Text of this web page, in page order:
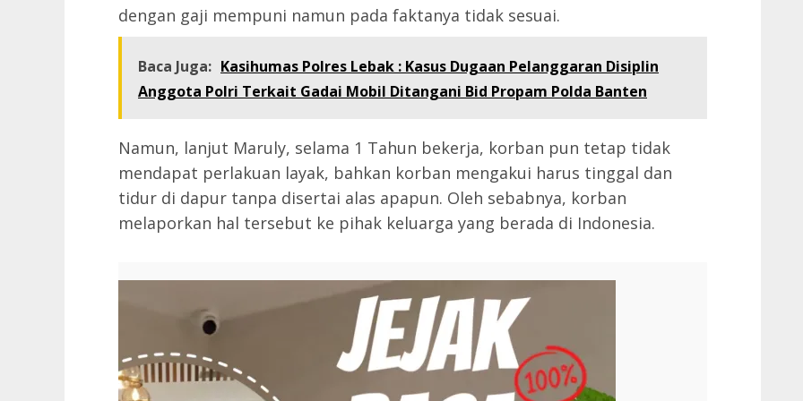
dengan gaji mempuni namun pada faktanya tidak sesuai.
Baca Juga: Kasihumas Polres Lebak : Kasus Dugaan Pelanggaran Disiplin
Anggota Polri Terkait Gadai Mobil Ditangani Bid Propam Polda Banten
Namun, lanjut Maruly, selama 1 Tahun bekerja, korban pun tetap tidak
mendapat perlakuan layak, bahkan korban mengakui harus tinggal dan
tidur di dapur tanpa disertai alas apapun. Oleh sebabnya, korban
melaporkan hal tersebut ke pihak keluarga yang berada di Indonesia.